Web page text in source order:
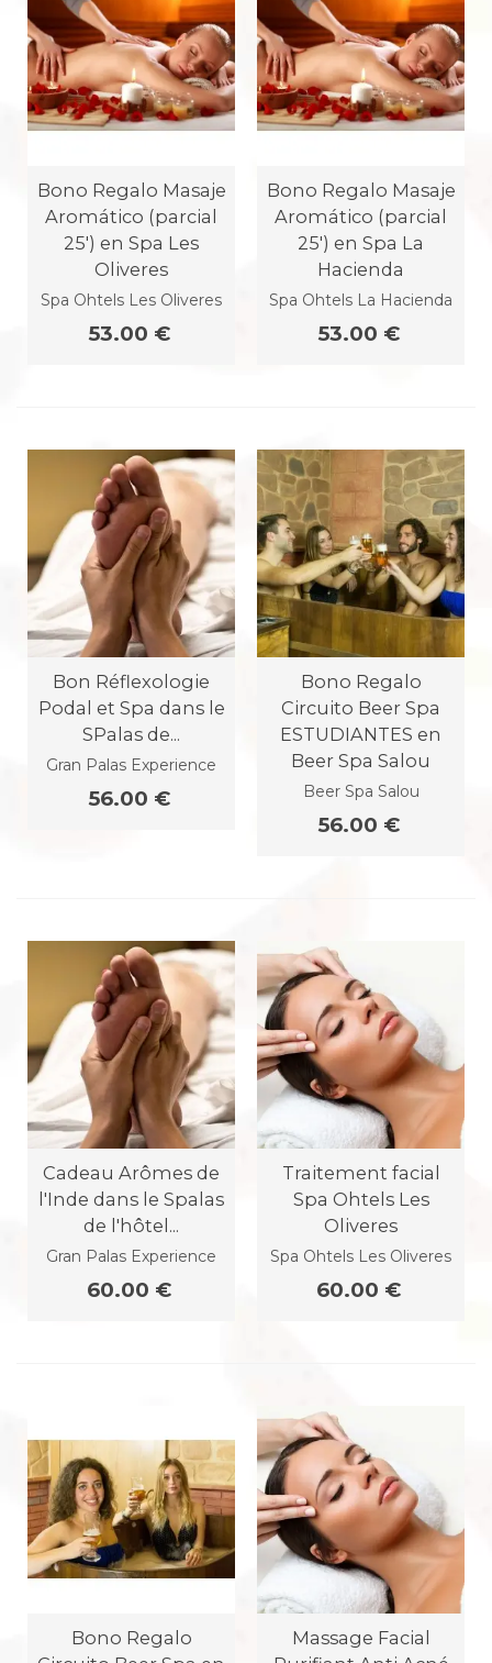
Bono Regalo Masaje
Aromático (parcial
25') en Spa Les
Oliveres
Spa Ohtels Les Oliveres
53.00 €
Bono Regalo Masaje
Aromático (parcial
25') en Spa La
Hacienda
Spa Ohtels La Hacienda
53.00 €
Bon Réflexologie
Podal et Spa dans le
SPalas de...
Gran Palas Experience
56.00 €
Bono Regalo
Circuito Beer Spa
ESTUDIANTES en
Beer Spa Salou
Beer Spa Salou
56.00 €
Cadeau Arômes de
l'Inde dans le Spalas
de l'hôtel...
Gran Palas Experience
60.00 €
Traitement facial
Spa Ohtels Les
Oliveres
Spa Ohtels Les Oliveres
60.00 €
Bono Regalo
Massage Facial